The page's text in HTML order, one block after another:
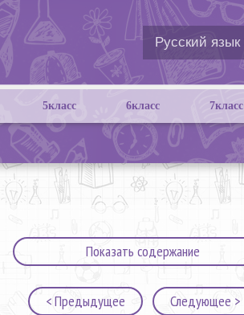
5класс 6класс 7класс
Показать содержание
< Предыдущее Следующее >